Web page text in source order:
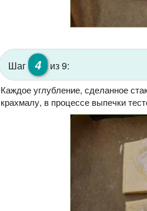
Шаг 4 из 9:
Каждое углубление, сделанное
крахмалу, в процессе выпечки